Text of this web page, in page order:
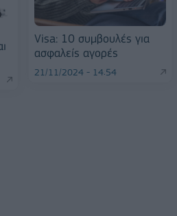
Visa: 10 συμβουλές για
ασφαλείς αγορές
21/11/2024 - 14:54